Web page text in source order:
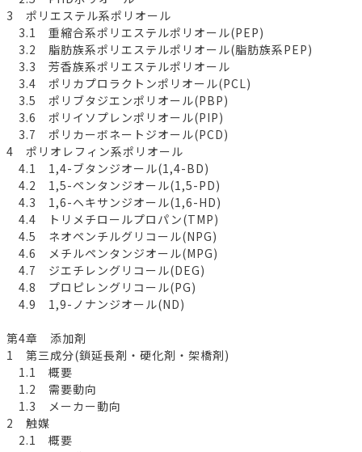
3 ポリエステル系ポリオール
3.1 重縮合系ポリエステルポリオール(PEP)
3.2 脂肪族系ポリエステルポリオール(脂肪族系PEP)
3.3 芳香族系ポリエステルポリオール
3.4 ポリカプロラクトンポリオール(PCL)
3.5 ポリブタジエンポリオール(PBP)
3.6 ポリイソプレンポリオール(PIP)
3.7 ポリカーボネートジオール(PCD)
4 ポリオレフィン系ポリオール
4.1 1,4-ブタンジオール(1,4-BD)
4.2 1,5-ペンタンジオール(1,5-PD)
4.3 1,6-ヘキサンジオール(1,6-HD)
4.4 トリメチロールプロパン(TMP)
4.5 ネオペンチルグリコール(NPG)
4.6 メチルペンタンジオール(MPG)
4.7 ジエチレングリコール(DEG)
4.8 プロピレングリコール(PG)
4.9 1,9-ノナンジオール(ND)
第4章 添加剤
1 第三成分(鎖延長剤・硬化剤・架橋剤)
1.1 概要
1.2 需要動向
1.3 メーカー動向
2 触媒
2.1 概要